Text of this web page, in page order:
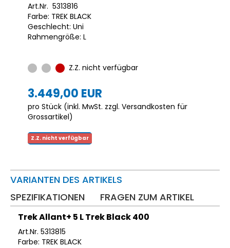
Art.Nr. 5313816
Farbe: TREK BLACK
Geschlecht: Uni
Rahmengröße: L
Z.Z. nicht verfügbar
3.449,00 EUR
pro Stück (inkl. MwSt. zzgl. Versandkosten für
Grossartikel)
Z.Z. nicht verfügbar
VARIANTEN DES ARTIKELS
SPEZIFIKATIONEN
FRAGEN ZUM ARTIKEL
Trek Allant+ 5 L Trek Black 400
Art.Nr. 5313815
Farbe: TREK BLACK